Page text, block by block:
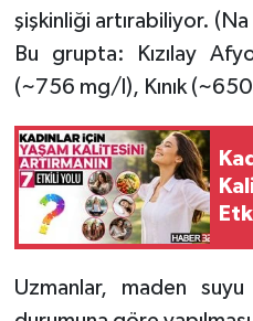
şişkinliği artırabiliyor.
Bu grupta: Kızılay
(~756 mg/l), Kınık
Uzmanlar, maden